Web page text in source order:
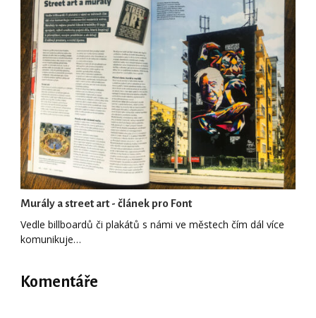
Murály a street art - článek pro Font
Vedle billboardů či plakátů s námi ve městech čím dál více
komunikuje…
Komentáře